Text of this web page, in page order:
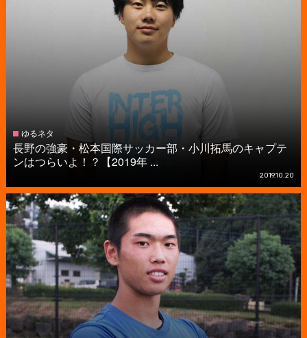
ゆるネタ
長野の強豪・松本国際サッカー部・小川拓馬のキャプテ
ンはつらいよ！？【2019年 ...
2019.10.20